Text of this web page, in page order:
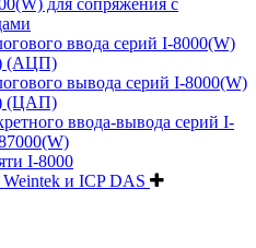
ввода серий I-8000(W)
(АЦП)
вывода серий I-8000(W)
(ЦАП)
ввода-вывода серий I-
I-8000
и ICP DAS